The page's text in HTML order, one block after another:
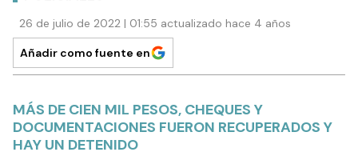
26 de julio de 2022 | 01:55 actualizado hace 4 años
Añadir como fuente en
MÁS DE CIEN MIL PESOS, CHEQUES Y
DOCUMENTACIONES FUERON RECUPERADOS Y
HAY UN DETENIDO